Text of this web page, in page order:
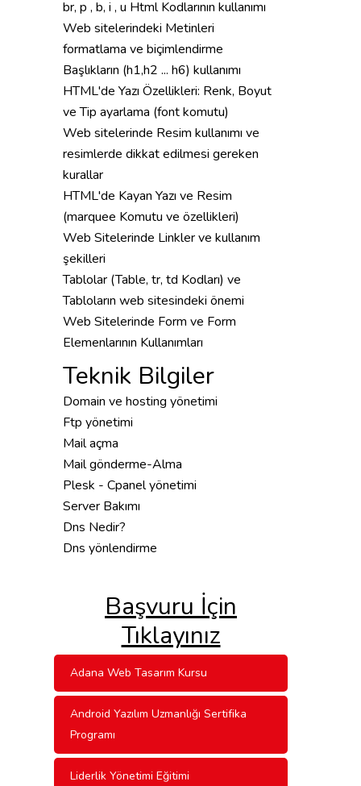
Adana Web Tasarım Kursu
Android Yazılım Uzmanlığı Sertifika
Programı
Liderlik Yönetimi Eğitimi
br, p , b, i , u Html Kodlarının kullanımı
Web sitelerindeki Metinleri
formatlama ve biçimlendirme
Başlıkların (h1,h2 ... h6) kullanımı
HTML'de Yazı Özellikleri: Renk, Boyut
ve Tip ayarlama (font komutu)
Web sitelerinde Resim kullanımı ve
resimlerde dikkat edilmesi gereken
kurallar
HTML'de Kayan Yazı ve Resim
(marquee Komutu ve özellikleri)
Web Sitelerinde Linkler ve kullanım
şekilleri
Tablolar (Table, tr, td Kodları) ve
Tabloların web sitesindeki önemi
Web Sitelerinde Form ve Form
Elemenlarının Kullanımları
Teknik Bilgiler
Domain ve hosting yönetimi
Ftp yönetimi
Mail açma
Mail gönderme-Alma
Plesk - Cpanel yönetimi
Server Bakımı
Dns Nedir?
Dns yönlendirme
Başvuru İçin
Tıklayınız